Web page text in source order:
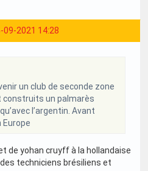
09-2021 14:28
un club de seconde zone
construits un palmarès
l’argentin. Avant
Europe
de yohan cruyff à la hollandaise
techniciens brésiliens et